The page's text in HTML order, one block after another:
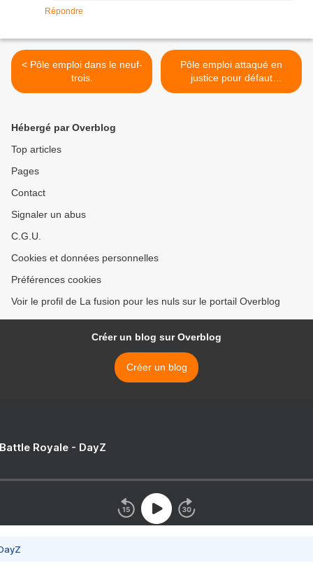
Répondre
< Pôle emploi dans le neuf-
trois.
Pôle emploi attaqué en
justice pour défaut
d'accompagnement; >
Hébergé par Overblog
Top articles
Pages
Contact
Signaler un abus
C.G.U.
Cookies et données personnelles
Préférences cookies
Voir le profil de La fusion pour les nuls sur le portail Overblog
Créer un blog sur Overblog
Créer un blog
Royale - DayZ